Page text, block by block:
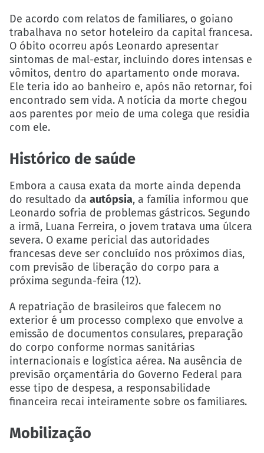
De acordo com relatos de familiares, o goiano
trabalhava no setor hoteleiro da capital francesa.
O óbito ocorreu após Leonardo apresentar
sintomas de mal-estar, incluindo dores intensas e
vômitos, dentro do apartamento onde morava.
Ele teria ido ao banheiro e, após não retornar, foi
encontrado sem vida. A notícia da morte chegou
aos parentes por meio de uma colega que residia
com ele.
Histórico de saúde
Embora a causa exata da morte ainda dependa
do resultado da autópsia, a família informou que
Leonardo sofria de problemas gástricos. Segundo
a irmã, Luana Ferreira, o jovem tratava uma úlcera
severa. O exame pericial das autoridades
francesas deve ser concluído nos próximos dias,
com previsão de liberação do corpo para a
próxima segunda-feira (12).
A repatriação de brasileiros que falecem no
exterior é um processo complexo que envolve a
emissão de documentos consulares, preparação
do corpo conforme normas sanitárias
internacionais e logística aérea. Na ausência de
previsão orçamentária do Governo Federal para
esse tipo de despesa, a responsabilidade
financeira recai inteiramente sobre os familiares.
Mobilização